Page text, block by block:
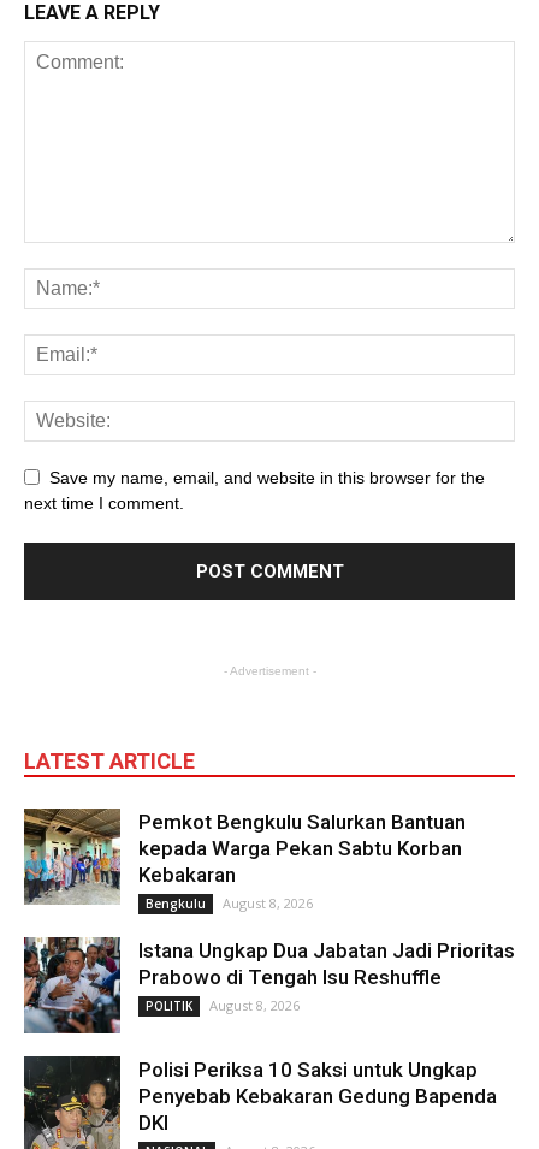
LEAVE A REPLY
Save my name, email, and website in this browser for the
next time I comment.
- Advertisement -
LATEST ARTICLE
Pemkot Bengkulu Salurkan Bantuan
kepada Warga Pekan Sabtu Korban
Kebakaran
Bengkulu August 8, 2026
Istana Ungkap Dua Jabatan Jadi Prioritas
Prabowo di Tengah Isu Reshuffle
POLITIK August 8, 2026
Polisi Periksa 10 Saksi untuk Ungkap
Penyebab Kebakaran Gedung Bapenda
DKI